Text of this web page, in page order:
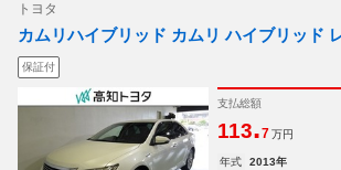
トヨタ
カムリハイブリッド カムリ ハイブリッド
保証付
支払総額
113.7 万円
年式 2013年